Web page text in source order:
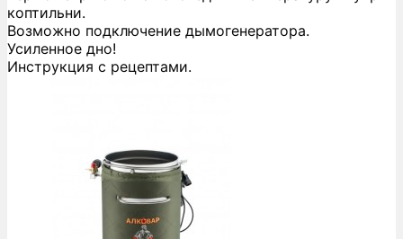
коптильни.
Возможно подключение дымогенератора.
Усиленное дно!
Инструкция с рецептами.